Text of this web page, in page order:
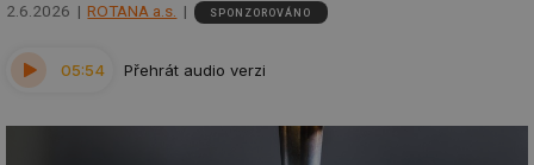
2.6.2026 ROTANA a.s. SPONZOROVÁNO
05:54 Přehrát audio verzi